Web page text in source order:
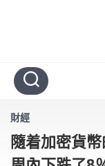
財經
隨着加密貨